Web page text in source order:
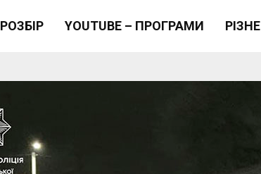
РОЗБІР YOUTUBE – ПРОГРАМИ РІЗНЕ